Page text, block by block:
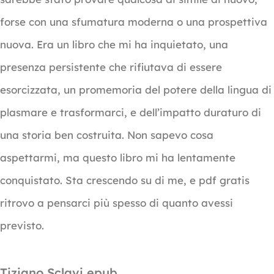
forse con una sfumatura moderna o una prospettiva
nuova. Era un libro che mi ha inquietato, una
presenza persistente che rifiutava di essere
esorcizzata, un promemoria del potere della lingua di
plasmare e trasformarci, e dell’impatto duraturo di
una storia ben costruita. Non sapevo cosa
aspettarmi, ma questo libro mi ha lentamente
conquistato. Sta crescendo su di me, e pdf gratis
ritrovo a pensarci più spesso di quanto avessi
previsto.